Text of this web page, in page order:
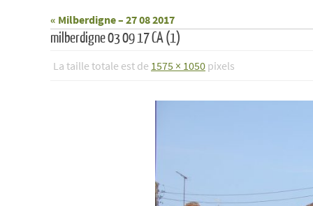
« Milberdigne – 27 08 2017
milberdigne 03 09 17 CA (1)
La taille totale est de 1575 × 1050 pixels